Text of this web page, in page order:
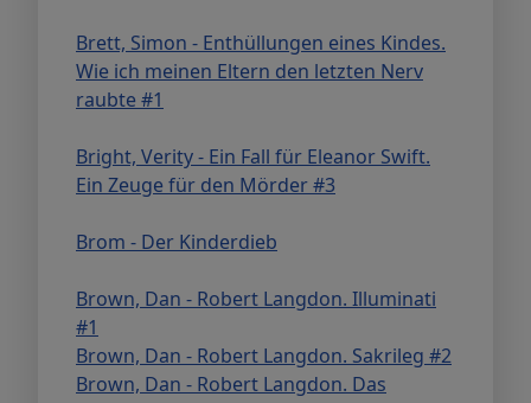
Brett, Simon - Enthüllungen eines Kindes.
Wie ich meinen Eltern den letzten Nerv
raubte #1
Bright, Verity - Ein Fall für Eleanor Swift.
Ein Zeuge für den Mörder #3
Brom - Der Kinderdieb
Brown, Dan - Robert Langdon. Illuminati
#1
Brown, Dan - Robert Langdon. Sakrileg #2
Brown, Dan - Robert Langdon. Das